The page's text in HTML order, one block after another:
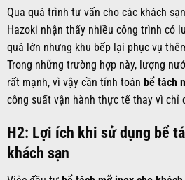
Qua quá trình tư vấn cho các khách
Hazoki nhận thấy nhiều công trình có
quá lớn nhưng khu bếp lại phục vụ
Trong những trường hợp này, lượng
rất mạnh, vì vậy cần tính toán bể tách
công suất vận hành thực tế thay vì chỉ
H2: Lợi ích khi sử dụng bể
khách sạn